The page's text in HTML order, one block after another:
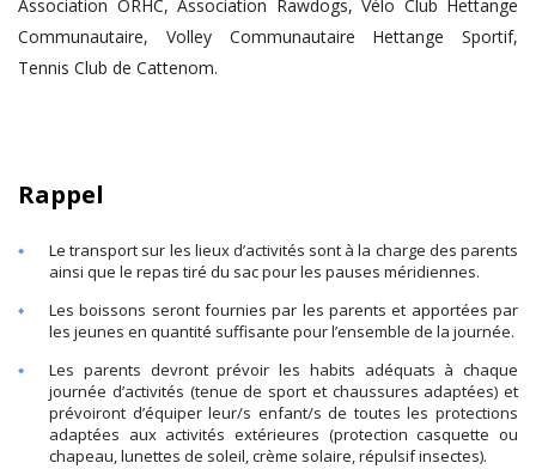
Association ORHC, Association Rawdogs, Vélo Club Hettange
Communautaire, Volley Communautaire Hettange Sportif,
Tennis Club de Cattenom.
Rappel
Le transport sur les lieux d’activités sont à la charge des parents
ainsi que le repas tiré du sac pour les pauses méridiennes.
Les boissons seront fournies par les parents et apportées par
les jeunes en quantité suffisante pour l’ensemble de la journée.
Les parents devront prévoir les habits adéquats à chaque
journée d’activités (tenue de sport et chaussures adaptées) et
prévoiront d’équiper leur/s enfant/s de toutes les protections
adaptées aux activités extérieures (protection casquette ou
chapeau, lunettes de soleil, crème solaire, répulsif insectes).